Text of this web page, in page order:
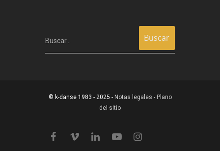
Buscar…
© k-danse 1983 - 2025 - Notas legales - Plano
del sitio